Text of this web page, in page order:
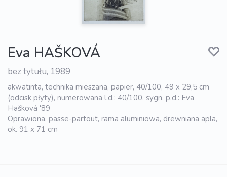
Eva HAŠKOVÁ
bez tytułu, 1989
akwatinta, technika mieszana, papier, 40/100, 49 x 29,5 cm
(odcisk płyty), numerowana l.d.: 40/100, sygn. p.d.: Eva
Hašková '89
Oprawiona, passe-partout, rama aluminiowa, drewniana apla,
ok. 91 x 71 cm